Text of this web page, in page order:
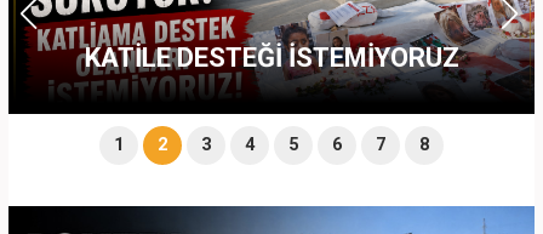
KATİLE DESTEĞİ İSTEMİYORUZ
1 2 3 4 5 6 7 8